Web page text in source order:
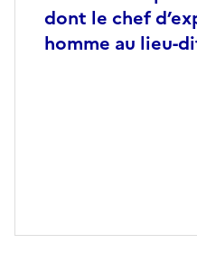
dont le chef
homme au lieu-